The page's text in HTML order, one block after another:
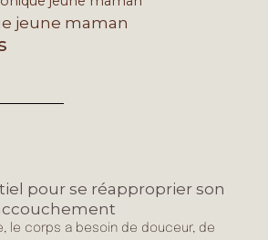
jeune maman
pour se réapproprier son
le corps a besoin de douceur, de